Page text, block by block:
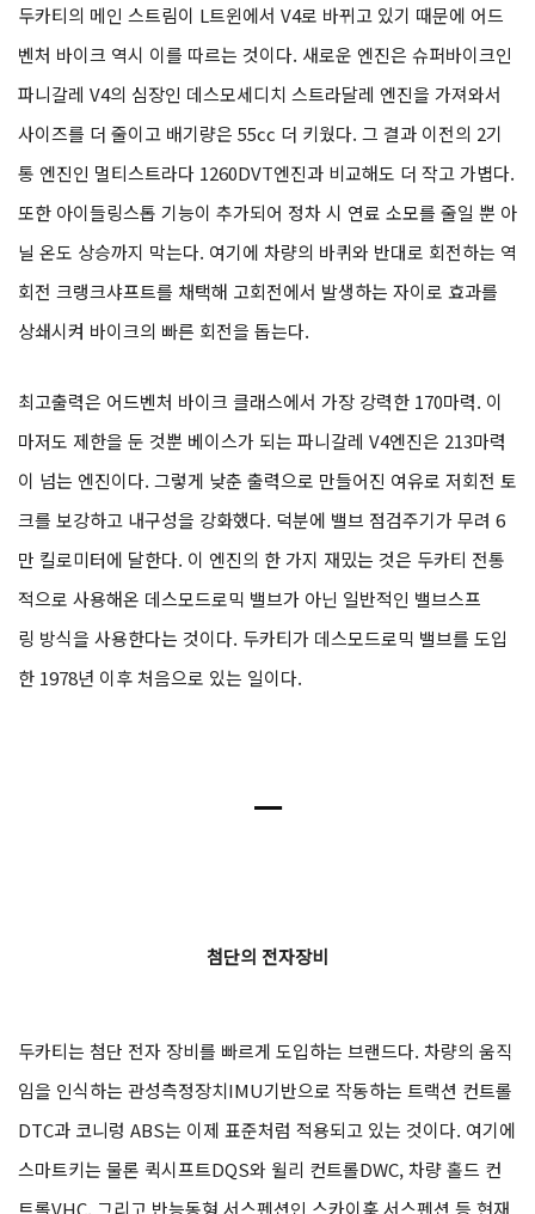
두카티의 메인 스트림이 L트윈에서 V4로 바뀌고 있기 때문에 어드
벤처 바이크 역시 이를 따르는 것이다. 새로운 엔진은 슈퍼바이크인
파니갈레 V4의 심장인 데스모세디치 스트라달레 엔진을 가져와서
사이즈를 더 줄이고 배기량은 55cc 더 키웠다. 그 결과 이전의 2기
통 엔진인 멀티스트라다 1260DVT엔진과 비교해도 더 작고 가볍다.
또한 아이들링스톱 기능이 추가되어 정차 시 연료 소모를 줄일 뿐 아
닐 온도 상승까지 막는다. 여기에 차량의 바퀴와 반대로 회전하는 역
회전 크랭크샤프트를 채택해 고회전에서 발생하는 자이로 효과를
상쇄시켜 바이크의 빠른 회전을 돕는다.
최고출력은 어드벤처 바이크 클래스에서 가장 강력한 170마력. 이
마저도 제한을 둔 것뿐 베이스가 되는 파니갈레 V4엔진은 213마력
이 넘는 엔진이다. 그렇게 낮춘 출력으로 만들어진 여유로 저회전 토
크를 보강하고 내구성을 강화했다. 덕분에 밸브 점검주기가 무려 6
만 킬로미터에 달한다. 이 엔진의 한 가지 재밌는 것은 두카티 전통
적으로 사용해온 데스모드로믹 밸브가 아닌 일반적인 밸브스프
링 방식을 사용한다는 것이다. 두카티가 데스모드로믹 밸브를 도입
한 1978년 이후 처음으로 있는 일이다.
ㅡ
첨단의 전자장비
두카티는 첨단 전자 장비를 빠르게 도입하는 브랜드다. 차량의 움직
임을 인식하는 관성측정장치IMU기반으로 작동하는 트랙션 컨트롤
DTC과 코니렁 ABS는 이제 표준처럼 적용되고 있는 것이다. 여기에
스마트키는 물론 퀵시프트DQS와 윌리 컨트롤DWC, 차량 홀드 컨
트롤VHC, 그리고 반능동형 서스펜션인 스카이훅 서스펜션 등 현재